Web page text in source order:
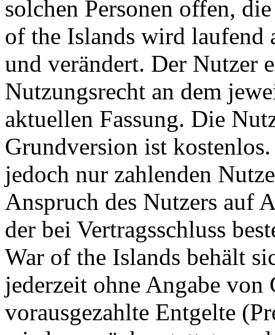
solchen Personen offen,
of the Islands wird laufend
und verändert. Der Nutzer
Nutzungsrecht an dem
aktuellen Fassung. Die
Grundversion ist
jedoch nur zahlenden
Anspruch des Nutzers auf
der bei Vertragsschluss
War of the Islands behält
jederzeit ohne Angabe
vorausgezahlte Entgelte